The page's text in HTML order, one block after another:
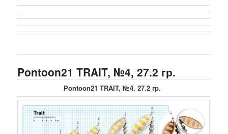
Pontoon21 TRAIT, №4, 27.2 гр.
Pontoon21 TRAIT, №4, 27.2 гр.